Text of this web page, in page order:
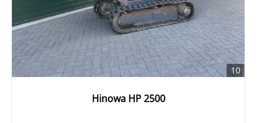
10
Hinowa HP 2500